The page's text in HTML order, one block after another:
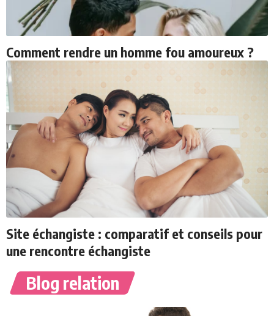
Comment rendre un homme fou amoureux ?
Site échangiste : comparatif et conseils pour
une rencontre échangiste
Blog relation